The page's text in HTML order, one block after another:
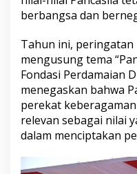
berbangsa dan
Tahun ini, peringatan
mengusung tema
Fondasi Perdamaian
menegaskan bahwa
perekat
relevan sebagai nilai
dalam menciptakan